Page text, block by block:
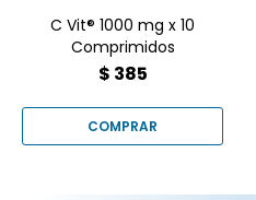
C Vit® 1000 mg x 10
Comprimidos
$ 385